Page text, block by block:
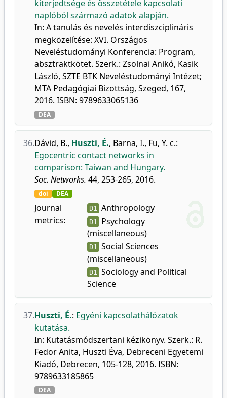
kiterjedtsége és összetétele kapcsolati
naplóból származó adatok alapján.
In: A tanulás és nevelés interdiszciplináris
megközelítése: XVI. Országos
Neveléstudományi Konferencia: Program,
absztraktkötet. Szerk.: Zsolnai Anikó, Kasik
László, SZTE BTK Neveléstudományi Intézet;
MTA Pedagógiai Bizottság, Szeged, 167,
2016. ISBN: 9789633065136
DEA
36.Dávid, B., Huszti, É., Barna, I., Fu, Y. c.:
Egocentric contact networks in
comparison: Taiwan and Hungary.
Soc. Networks. 44, 253-265, 2016.
doi DEA
Journal
metrics:
D1 Anthropology
D1
Psychology
(miscellaneous)
D1
Social Sciences
(miscellaneous)
D1
Sociology and Political
Science
37.Huszti, É.: Egyéni kapcsolathálózatok
kutatása.
In: Kutatásmódszertani kézikönyv. Szerk.: R.
Fedor Anita, Huszti Éva, Debreceni Egyetemi
Kiadó, Debrecen, 105-128, 2016. ISBN:
9789633185865
DEA